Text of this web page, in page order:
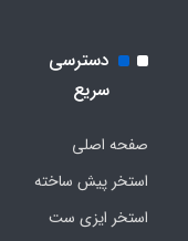
دسترسی
سریع
صفحه اصلی
استخر پیش ساخته
استخر ایزی ست